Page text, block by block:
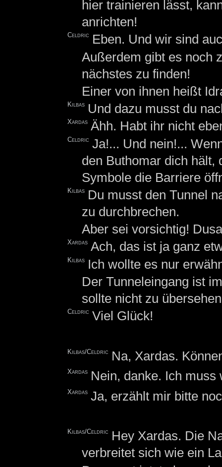
hier trainieren lässt,
anrichten!
Celdric
Eben. Und wir sind
Außerdem gibt es noch
nächstes zu finden!
Einer von ihnen heißt
Kilbas Und dazu musst du
Xardas Ähh. Habt ihr nicht
Celdric Ja!... Und nein!...
den Buthomar dich hält,
Symbole die Barriere
Kilbas Du musst den Tunnel
zu durchbrechen.
Aber sei vorsichtig!
Xardas Ach, das ist ja ganz
Kilbas Ich wollte es nur
Der Tunneleingang ist
sollte nicht zu
Celdric Viel Glück!
Kilbas/Celdric Na, Xardas.
Xardas Nein, danke. Ich muss
Xardas Ja, erzählt mir bitte
Kilbas/Celdric
Hey Xardas. Die
verbreitet sich wie ein